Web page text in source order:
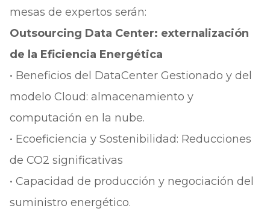
mesas de expertos serán:
Outsourcing Data Center: externalización
de la Eficiencia Energética
• Beneficios del DataCenter Gestionado y del
modelo Cloud: almacenamiento y
computación en la nube.
• Ecoeficiencia y Sostenibilidad: Reducciones
de CO2 significativas
• Capacidad de producción y negociación del
suministro energético.